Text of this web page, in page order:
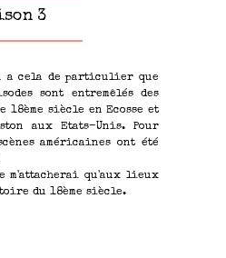
a cela de particulier que
sont entremêlés des
siècle en Ecosse et
aux Etats-Unis. Pour
américaines ont été
m'attacherai qu'aux lieux
du 18ème siècle.
3